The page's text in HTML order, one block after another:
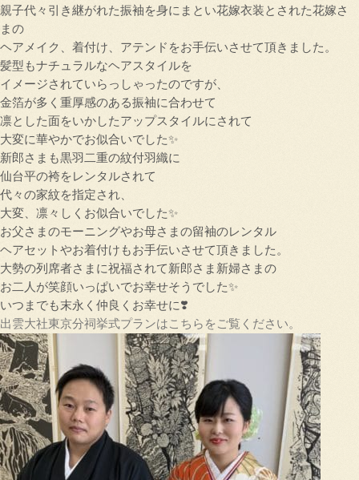
親子代々引き継がれた振袖を身にまとい花嫁衣装とされた花嫁さ
まの
ヘアメイク、着付け、アテンドをお手伝いさせて頂きました。
髪型もナチュラルなヘアスタイルを
イメージされていらっしゃったのですが、
金箔が多く重厚感のある振袖に合わせて
凛とした面をいかしたアップスタイルにされて
大変に華やかでお似合いでした✨
新郎さまも黒羽二重の紋付羽織に
仙台平の袴をレンタルされて
代々の家紋を指定され、
大変、凛々しくお似合いでした✨
お父さまのモーニングやお母さまの留袖のレンタル
ヘアセットやお着付けもお手伝いさせて頂きました。
大勢の列席者さまに祝福されて新郎さま新婦さまの
お二人が笑顔いっぱいでお幸せそうでした✨
いつまでも末永く仲良くお幸せに❣️
出雲大社東京分祠挙式プランはこちらをご覧ください。